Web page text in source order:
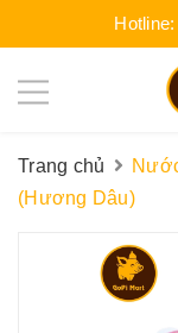
Hotline:
Trang chủ
(Hương Dâu)